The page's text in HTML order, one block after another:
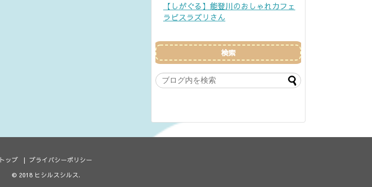
【しがぐる】能登川のおしゃれカフェ
ラピスラズリさん
検索
トップ
プライバシーポリシー
© 2018 ヒシルスシルス.